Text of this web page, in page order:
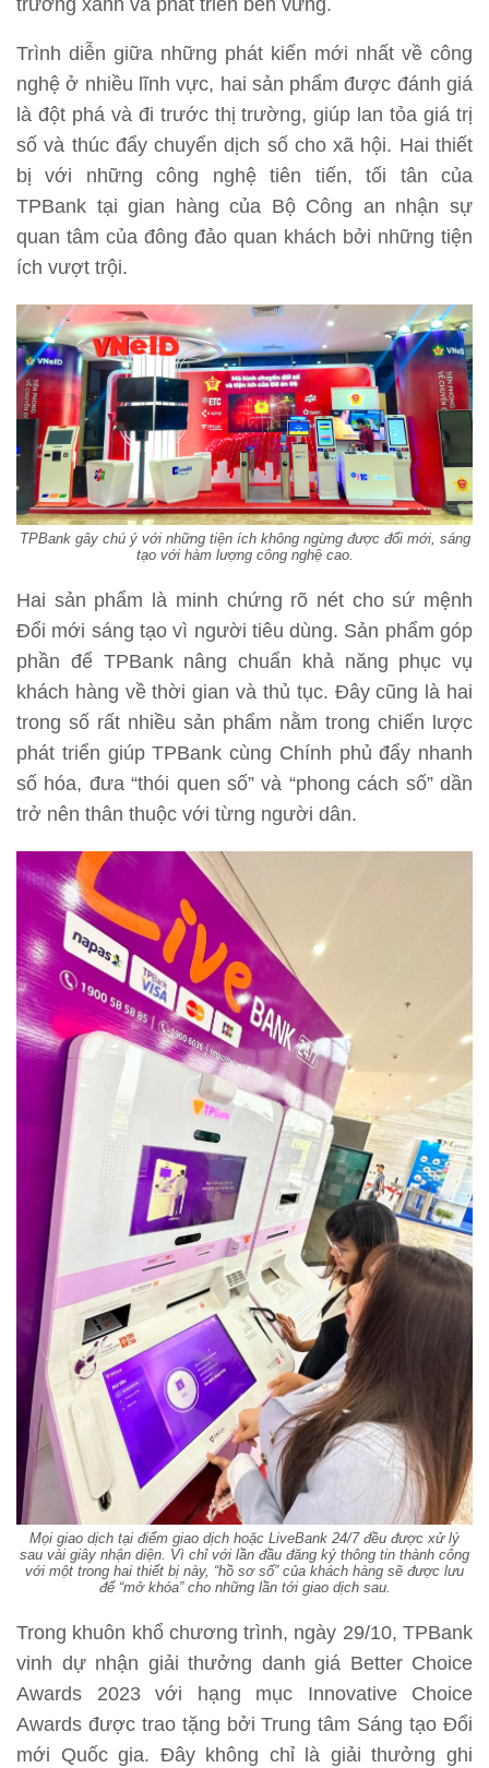
Trình diễn giữa những phát kiến mới nhất về công
nghệ ở nhiều lĩnh vực, hai sản phẩm được đánh giá
là đột phá và đi trước thị trường, giúp lan tỏa giá trị
số và thúc đẩy chuyển dịch số cho xã hội. Hai thiết
bị với những công nghệ tiên tiến, tối tân của
TPBank tại gian hàng của Bộ Công an nhận sự
quan tâm của đông đảo quan khách bởi những tiện
ích vượt trội.
TPBank gây chú ý với những tiện ích không ngừng được đổi mới, sáng
tạo với hàm lượng công nghệ cao.
Hai sản phẩm là minh chứng rõ nét cho sứ mệnh
Đổi mới sáng tạo vì người tiêu dùng. Sản phẩm góp
phần để TPBank nâng chuẩn khả năng phục vụ
khách hàng về thời gian và thủ tục. Đây cũng là hai
trong số rất nhiều sản phẩm nằm trong chiến lược
phát triển giúp TPBank cùng Chính phủ đẩy nhanh
số hóa, đưa “thói quen số” và “phong cách số” dần
trở nên thân thuộc với từng người dân.
Mọi giao dịch tại điểm giao dịch hoặc LiveBank 24/7 đều được xử lý
sau vài giây nhận diện. Vì chỉ với lần đầu đăng ký thông tin thành công
với một trong hai thiết bị này, “hồ sơ số” của khách hàng sẽ được lưu
để “mở khóa” cho những lần tới giao dịch sau.
Trong khuôn khổ chương trình, ngày 29/10, TPBank
vinh dự nhận giải thưởng danh giá Better Choice
Awards 2023 với hạng mục Innovative Choice
Awards được trao tặng bởi Trung tâm Sáng tạo Đổi
mới Quốc gia. Đây không chỉ là giải thưởng ghi